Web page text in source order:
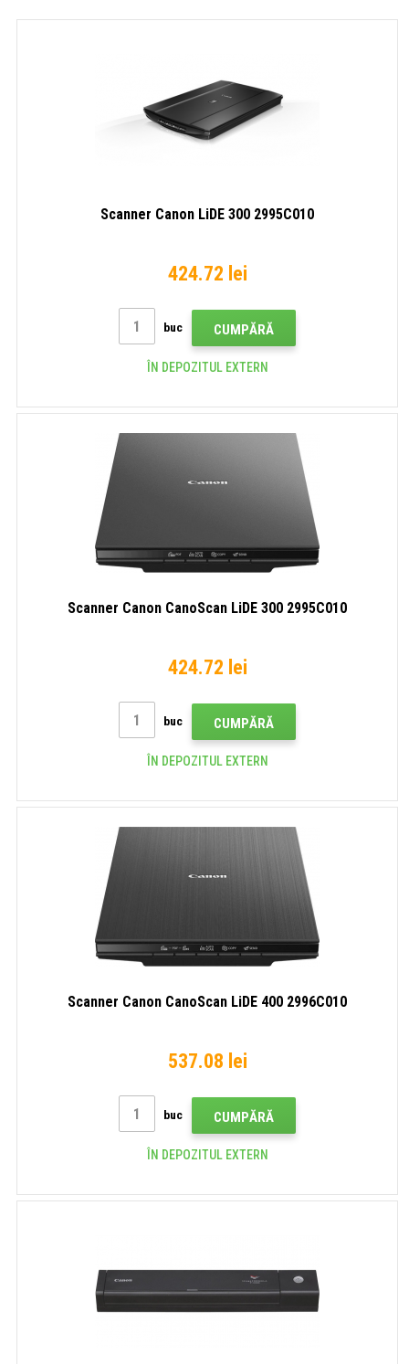
Scanner Canon LiDE 300 2995C010
424.72 lei
buc CUMPĂRĂ
ÎN DEPOZITUL EXTERN
Scanner Canon CanoScan LiDE 300 2995C010
424.72 lei
buc CUMPĂRĂ
ÎN DEPOZITUL EXTERN
Scanner Canon CanoScan LiDE 400 2996C010
537.08 lei
buc CUMPĂRĂ
ÎN DEPOZITUL EXTERN